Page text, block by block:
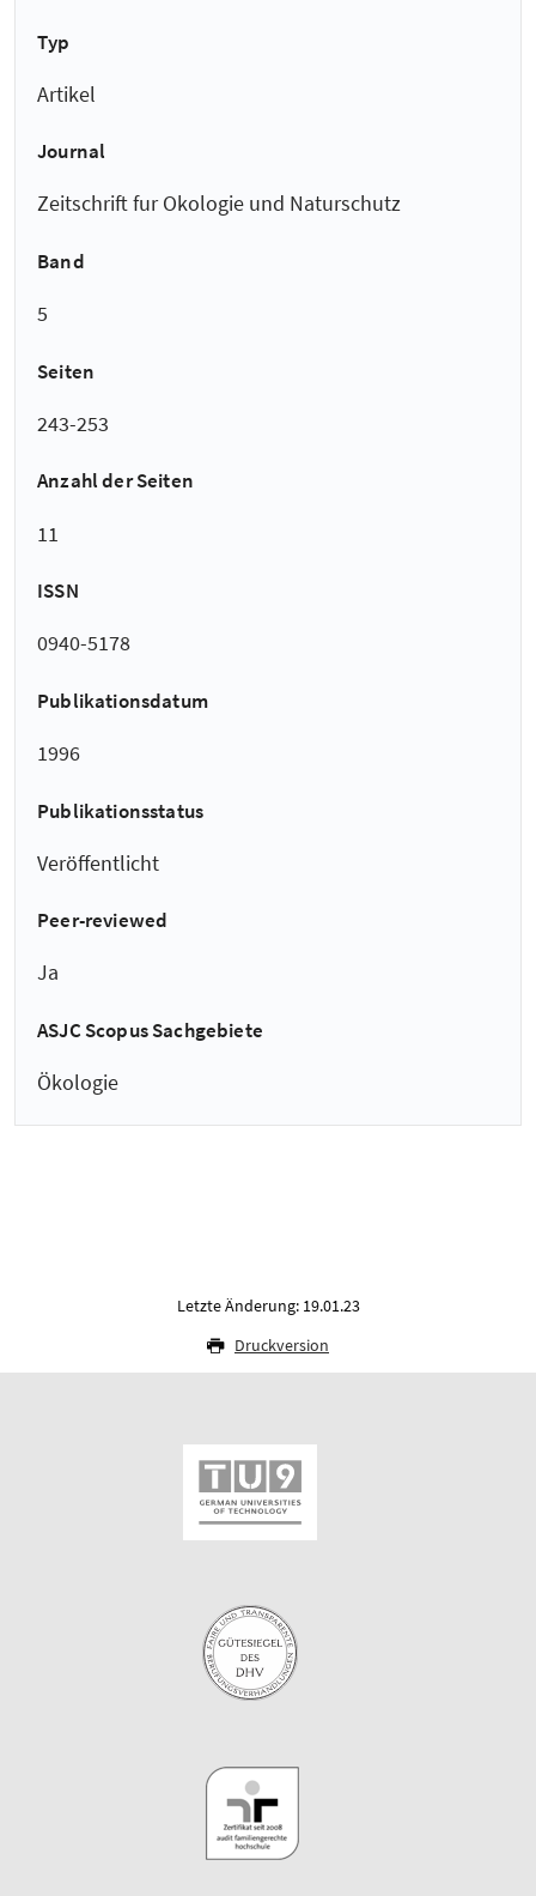
Typ
Artikel
Journal
Zeitschrift fur Okologie und Naturschutz
Band
5
Seiten
243-253
Anzahl der Seiten
11
ISSN
0940-5178
Publikationsdatum
1996
Publikationsstatus
Veröffentlicht
Peer-reviewed
Ja
ASJC Scopus Sachgebiete
Ökologie
Letzte Änderung: 19.01.23
Druckversion